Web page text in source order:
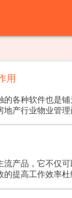
用
各种软件也是
产行业物业管理
产品，它不仅
提高工作效率